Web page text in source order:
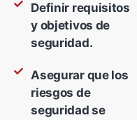
Definir requisitos
y objetivos de
seguridad.
Asegurar que los
riesgos de
seguridad se